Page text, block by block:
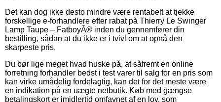
Det kan dog ikke desto mindre være rentabelt at tjekke
forskellige e-forhandlere efter rabat på Thierry Le Swinger
Lamp Taupe – FatboyÂ® inden du gennemfører din
bestilling, sådan at du ikke er i tvivl om at opnå den
skarpeste pris.
Du bør lige meget hvad huske på, at såfremt en online
forretning forhandler bedst i test varer til salg for en pris som
kan virke umådelig fordelagtig, kan det for det meste være
en indikation på en uægte netbutik. Køb med gængse
betalingskort er imidlertid omfavnet af en lov, som